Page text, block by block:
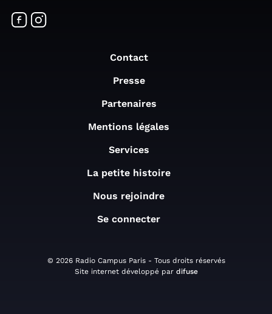
Contact
Presse
Partenaires
Mentions légales
Services
La petite histoire
Nous rejoindre
Se connecter
© 2026 Radio Campus Paris - Tous droits réservés
Site internet développé par difuse